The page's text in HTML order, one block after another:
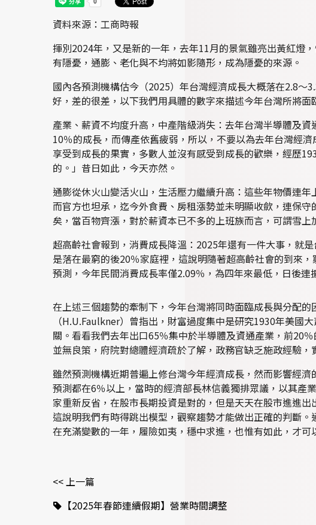
資料來源：工商時報
揮別2024年，又是新的一年，去年11月的景氣雖亮出黃紅燈
有隱憂，通膨、老化與不均將如影隨形，成為隱憂的來源。
國內各預測機構估今（2025）年台灣經濟成長大概落在2.8
好，差的很差，以下我們用具體的數字來描述今年台灣所將面
產業、薪資不均度升高，中產階級消失：去年台灣半導體及
10％的成長，而傳產依舊疲弱，所以，不要以為去年台灣經
享受到成長的果實，多數人並沒有感受到成長的歡樂，經歷
的。」昔日如此，今天亦然。
通膨從休火山變活火山，生活壓力繼續升高：這些年物價連
而官方也坦承，迄今外食費、房租漲勢並未明顯收歛，連保
矣，當百物齊漲，對於薪資本已不多的上班族而言，可謂雪
超高齡社會報到，消費成長降溫：2025年還有一件大事，就
是落在最窮的後20％家庭裡，這說明隨著超高齡社會的到來
預測，今年民間消費成長率僅2.09％，為四年來最低，日後連
在上述三個趨勢的牽制下，今年台灣將同時面臨成長與分配
（H.U.Faulkner）曾指出，財富過度集中是研究1930年美國
關。看看我們去年出口65％集中於半導體及資通產業，前20
並無良策，府院對總體經濟疏於了解，政務官缺乏施政經驗，
雖然預測機構近期普遍上修台灣今年經濟成長，然而影響經
預測都在6％以上，當時的經濟部長林信義獨排眾議，以其產
家重新反省，在股市長期投資是對的，但是天天在股市進進
這說明我們有時得跳出模型，觀察趨勢才能做出正確的判斷
在充滿變數的一年，履險如夷，穩中求進，也惟有如此，才可
<< 上一篇
【2025年春節連續假期】營業時間調整